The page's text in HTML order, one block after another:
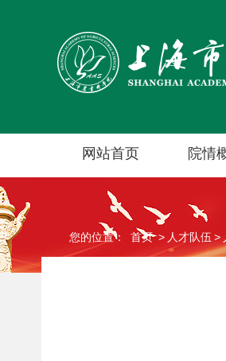
网站首页 院情
您的位置： 首页> 人才队伍 >